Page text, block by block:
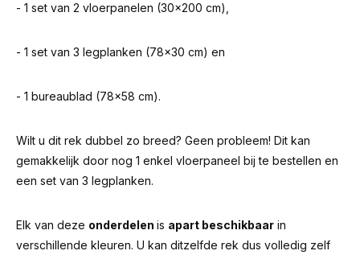
- 1 set van 2 vloerpanelen (30x200 cm),
- 1 set van 3 legplanken (78x30 cm) en
- 1 bureaublad (78x58 cm).
Wilt u dit rek dubbel zo breed? Geen probleem! Dit kan
gemakkelijk door nog 1 enkel vloerpaneel bij te bestellen en
een set van 3 legplanken.
Elk van deze onderdelen is apart beschikbaar in
verschillende kleuren. U kan ditzelfde rek dus volledig zelf